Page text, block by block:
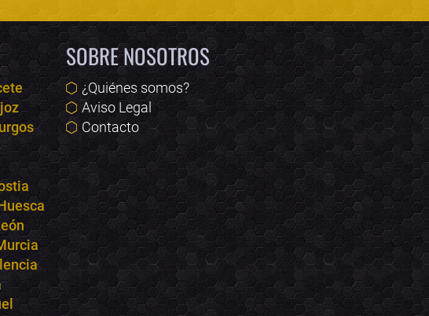
SOBRE NOSOTROS
¿Quiénes somos?
Aviso Legal
Contacto
Online · Te ayudo a encontrar conciertos